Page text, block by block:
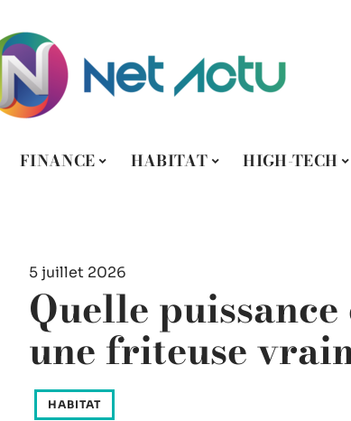
FINANCE HABITAT HIGH-TECH
5 juillet 2026
Quelle
une friteuse
HABITAT